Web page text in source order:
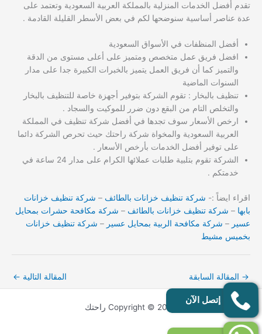
تقدم أفضل الخدمات المنزلية بالمملكة العربية السعودية وتعتمد على
عدة عناصر أساسية سنوضحها لكم في بعض الأسطر القليلة القادمة .
أفضل المنظفات في الأسواق السعودية
افضل فريق عمل متخصص ومتميز على أعلى مستوى من الدقة
والتميز كما أن فريق العمل يتميز بالخبرات الكبيرة جدا على مدار
السنوات الماضية
تنظيف بالبخار : تقوم الشركة بتوفير أجهزة خاصة للتنظيف بالبخار
والتخلص التام من البقع دون ضرر للموكيت والسجاد .
ارخص الأسعار سوف تجدها في أفضل شركة تنظيف في المملكة
العربية السعودية والمخواة شركة راحتك حيث تحرص الشركة دائما
على توفير أفضل الخدمات بأرخص الأسعار .
الشركة تقوم بتلبية طلبات عملائها الكرام على مدار 24 ساعة في
خدمتكم .
اقراء ايضاً :- شركة تنظيف خزانات بالطائف – شركة تنظيف خزانات
بابها – شركة تنظيف خزانات بالطائف – شركة مكافحة حشرات بمحايل
عسير – شركة مكافحة الربية بمحايل عسير – شركة تنظيف خزانات
بخميس مشيط
→ المقالة السابقة المقالة التالية ←
Copyright © 2026 راحتك
إتصل الآن